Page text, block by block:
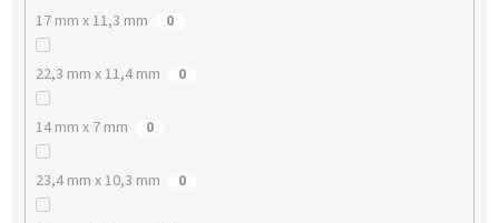
17 mm x 11,3 mm 0
22,3 mm x 11,4 mm 0
14 mm x 7 mm 0
23,4 mm x 10,3 mm 0